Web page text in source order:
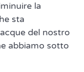
la
sta
del nostro
abbiamo sotto